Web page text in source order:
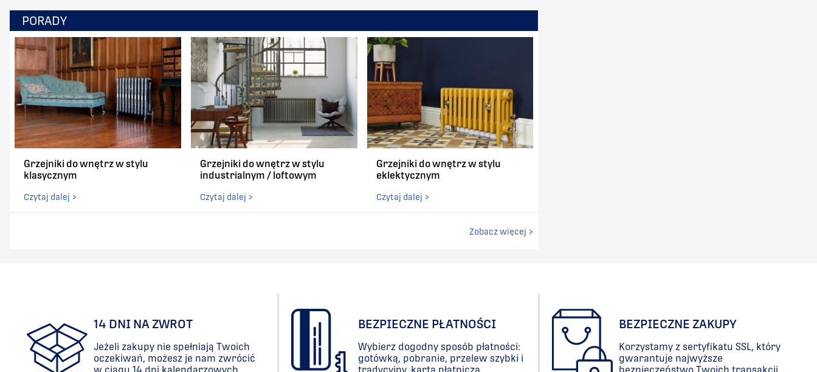
PORADY
Grzejniki do wnętrz w stylu
klasycznym
Czytaj dalej >
Grzejniki do wnętrz w stylu
industrialnym / loftowym
Czytaj dalej >
Grzejniki do wnętrz w stylu
eklektycznym
Czytaj dalej >
Zobacz więcej >
14 DNI NA ZWROT
Jeżeli zakupy nie spełniają Twoich
oczekiwań, możesz je nam zwrócić
w ciągu 14 dni kalendarzowych
BEZPIECZNE PŁATNOŚCI
Wybierz dogodny sposób płatności:
gotówką, pobranie, przelew szybki i
tradycyjny, karta płatnicza
BEZPIECZNE ZAKUPY
Korzystamy z sertyfikatu SSL, który
gwarantuje najwyższe
bezpieczeństwo Twoich transakcji